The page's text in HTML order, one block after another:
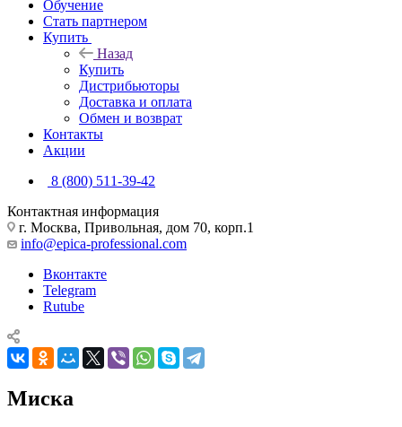
Обучение
Стать партнером
Купить
Назад
Купить
Дистрибьюторы
Доставка и оплата
Обмен и возврат
Контакты
Акции
8 (800) 511-39-42
Контактная информация
г. Москва, Привольная, дом 70, корп.1
info@epica-professional.com
Вконтакте
Telegram
Rutube
Миска